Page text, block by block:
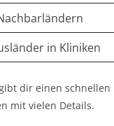
in Kliniken
dir einen
mit vielen Details.